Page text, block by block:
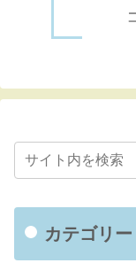
カテゴリー